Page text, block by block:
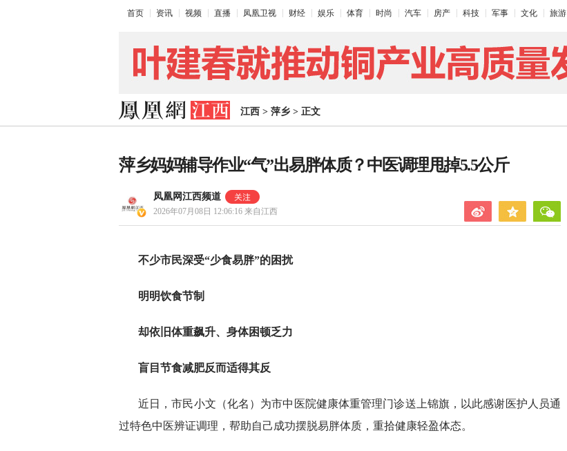
首页 资讯 视频 直播 凤凰卫视 财经 娱乐 体育 时尚 汽车 房产 科技 军事 文化 旅游
江西 > 萍乡 > 正文
萍乡妈妈辅导作业“气”出易胖体质？中医调理甩掉5.5公斤
凤凰网江西频道
2026年07月08日 12:06:16 来自江西
不少市民深受“少食易胖”的困扰
明明饮食节制
却依旧体重飙升、身体困顿乏力
盲目节食减肥反而适得其反
近日，市民小文（化名）为市中医院健康体重管理门诊送上锦旗，以此感谢医护人员通
过特色中医辨证调理，帮助自己成功摆脱易胖体质，重拾健康轻盈体态。